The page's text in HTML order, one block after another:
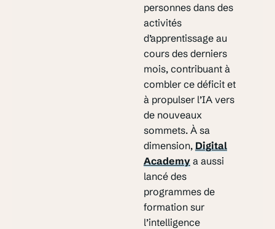
personnes dans des
activités
d’apprentissage au
cours des derniers
mois, contribuant à
combler ce déficit et
à propulser l’IA vers
de nouveaux
sommets. À sa
dimension, Digital
Academya aussi
lancé des
programmes de
formation sur
l’intelligence